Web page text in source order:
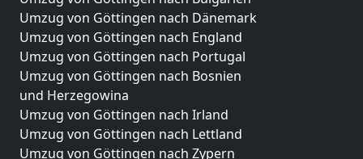
Umzug von Göttingen nach Dänemark
Umzug von Göttingen nach England
Umzug von Göttingen nach Portugal
Umzug von Göttingen nach Bosnien
und Herzegowina
Umzug von Göttingen nach Irland
Umzug von Göttingen nach Lettland
Umzug von Göttingen nach Zypern